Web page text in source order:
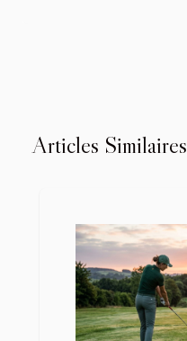
Articles Similaires